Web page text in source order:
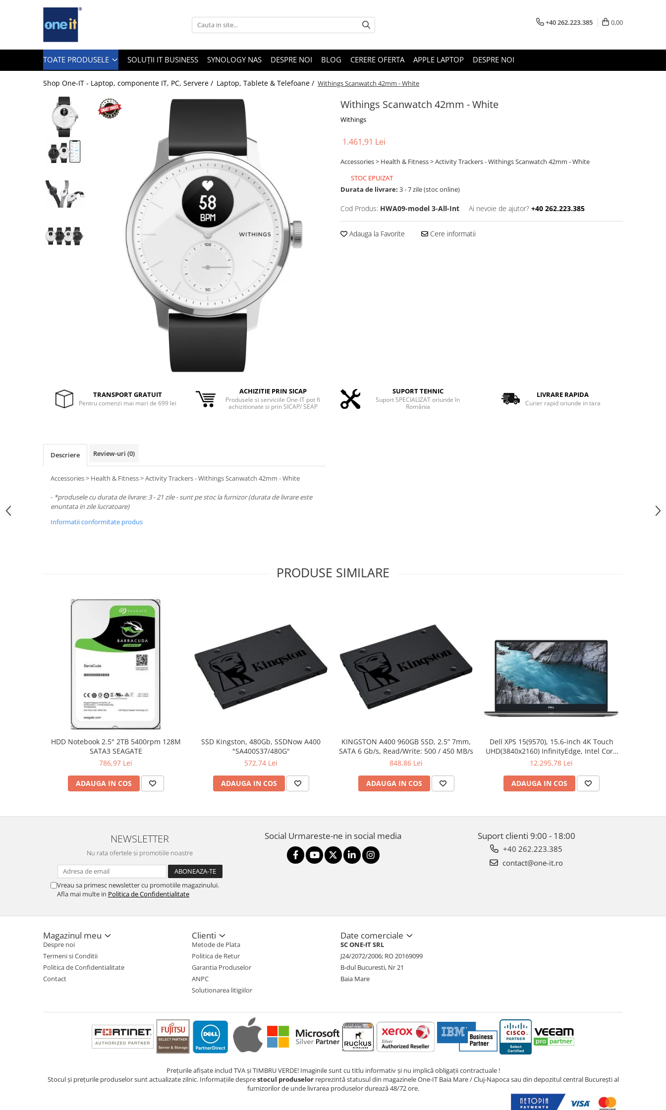
Toate Produsele
Laptop / Notebook
Notebook Consumer
Accesorii Laptop
Componente Laptop
Telefoane & accesorii
Inele Smart
Scaune Gaming
Tastaturi Gaming
Periferice PC
Casti
Retelistica & Supraveghere
Imprimante 3D
Televizoare & accesorii
Multiboard & Accessorii
Multimedia
Foto & Video
+40 262.223.385 0,00
TOATE PRODUSELE SOLUȚII IT BUSINESS SYNOLOGY NAS DESPRE NOI BLOG CERERE OFERTA APPLE LAPTOP DESPRE NOI
Shop One-IT - Laptop, componente IT, PC, Servere / Laptop, Tablete & Telefoane / Withings Scanwatch 42mm - White
Withings Scanwatch 42mm - White
Withings
1.461,91 Lei
Accessories > Health & Fitness > Activity Trackers - Withings Scanwatch 42mm - White
STOC EPUIZAT
Durata de livrare: 3 - 7 zile (stoc online)
Cod Produs: HWA09-model 3-All-Int Ai nevoie de ajutor? +40 262.223.385
Adauga la Favorite Cere informatii
TRANSPORT GRATUIT
Pentru comenzi mai mari de 699 lei
ACHIZITIE PRIN SICAP
Produsele si serviciile One-IT pot fi
achizitionate si prin SICAP/ SEAP
SUPORT TEHNIC
Suport SPECIALIZAT oriunde în
România
LIVRARE RAPIDA
Curier rapid oriunde in tara
Descriere Review-uri (0)
Accessories > Health & Fitness > Activity Trackers - Withings Scanwatch 42mm - White
- *produsele cu durata de livrare: 3 - 21 zile - sunt pe stoc la furnizor (durata de livrare este
enuntata in zile lucratoare)
Informatii conformitate produs
PRODUSE SIMILARE
HDD Notebook 2.5" 2TB 5400rpm 128M
SATA3 SEAGATE
786,97 Lei
ADAUGA IN COS
SSD Kingston, 480Gb, SSDNow A400
"SA400S37/480G"
572,74 Lei
ADAUGA IN COS
KINGSTON A400 960GB SSD, 2.5” 7mm,
SATA 6 Gb/s, Read/Write: 500 / 450 MB/s
848,86 Lei
ADAUGA IN COS
Dell XPS 15(9570), 15.6-inch 4K Touch
UHD(3840x2160) InfinityEdge, Intel Core
i7-8750H, 16GB(2x8GB) DDR4 2666MHz,
1050Ti 4GB, Killer Wifi 802.11ac, BT,
FGPR, Backlit
12.295,78 Lei
ADAUGA IN COS
NEWSLETTER
Nu rata ofertele si promotiile noastre
Vreau sa primesc newsletter cu promotiile magazinului.
Afla mai multe in Politica de Confidentialitate
Social Urmareste-ne in social media Suport clienti 9:00 - 18:00
+40 262.223.385
contact@one-it.ro
Magazinul meu
Despre noi
Termeni si Conditii
Politica de Confidentialitate
Contact
Clienti
Metode de Plata
Politica de Retur
Garantia Produselor
ANPC
Solutionarea litigiilor
Date comerciale
SC ONE-IT SRL
J24/2072/2006; RO 20169099
B-dul Bucuresti, Nr 21
Baia Mare
Prețurile afișate includ TVA și TIMBRU VERDE! Imaginile sunt cu titlu informativ și nu implică obligații contractuale !
Stocul și prețurile produselor sunt actualizate zilnic. Informațiile desprestocul produselorreprezintă statusul din magazinele One-IT Baia Mare / Cluj-Napoca sau din depozitul central București al
furnizorilor de unde livrarea produselor durează 48/72 ore.